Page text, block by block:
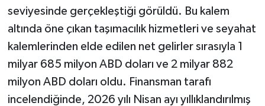
seviyesinde gerçekleştiği görüldü. Bu kalem
altında öne çıkan taşımacılık hizmetleri ve seyahat
kalemlerinden elde edilen net gelirler sırasıyla 1
milyar 685 milyon ABD doları ve 2 milyar 882
milyon ABD doları oldu. Finansman tarafı
incelendiğinde, 2026 yılı Nisan ayı yıllıklandırılmış